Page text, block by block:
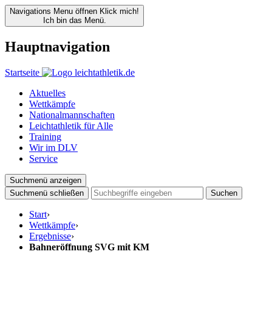
Navigations Menu öffnen Klick mich!
Ich bin das Menü.
Hauptnavigation
Startseite
Aktuelles
Wettkämpfe
Nationalmannschaften
Leichtathletik für Alle
Training
Wir im DLV
Service
Suchmenü anzeigen
Suchmenü schließen
Suchen
Start›
Wettkämpfe›
Ergebnisse›
Bahneröffnung SVG mit KM